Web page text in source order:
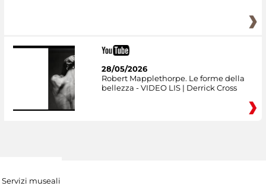
28/05/2026
Robert Mapplethorpe. Le forme della
bellezza - VIDEO LIS | Derrick Cross
Servizi museali